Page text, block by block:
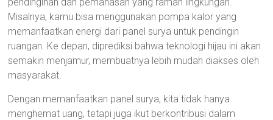
Misalnya, kamu bisa menggunakan pompa kalor yang
memanfaatkan energi dari panel surya untuk pendingin
ruangan. Ke depan, diprediksi bahwa teknologi hijau ini akan
semakin menjamur, membuatnya lebih mudah diakses oleh
masyarakat.
Dengan memanfaatkan panel surya, kita tidak hanya
menghemat uang, tetapi juga ikut berkontribusi dalam